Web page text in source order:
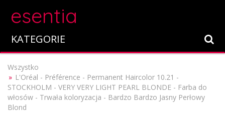
esentia
KATEGORIE
Wszystko
L'Oréal - Préférence - Permanent Haircolor 10.21 -
STOCKHOLM - VERY VERY LIGHT PEARL BLONDE - Farba do
włosów - Trwała koloryzacja - Bardzo Bardzo Jasny Perłowy
Blond